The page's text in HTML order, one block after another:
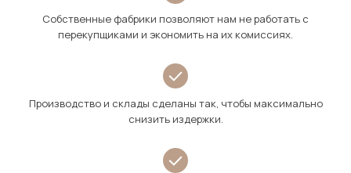
Собственные фабрики позволяют нам не работать с
перекупщиками и экономить на их комиссиях.
Производство и склады сделаны так, чтобы максимально
снизить издержки.